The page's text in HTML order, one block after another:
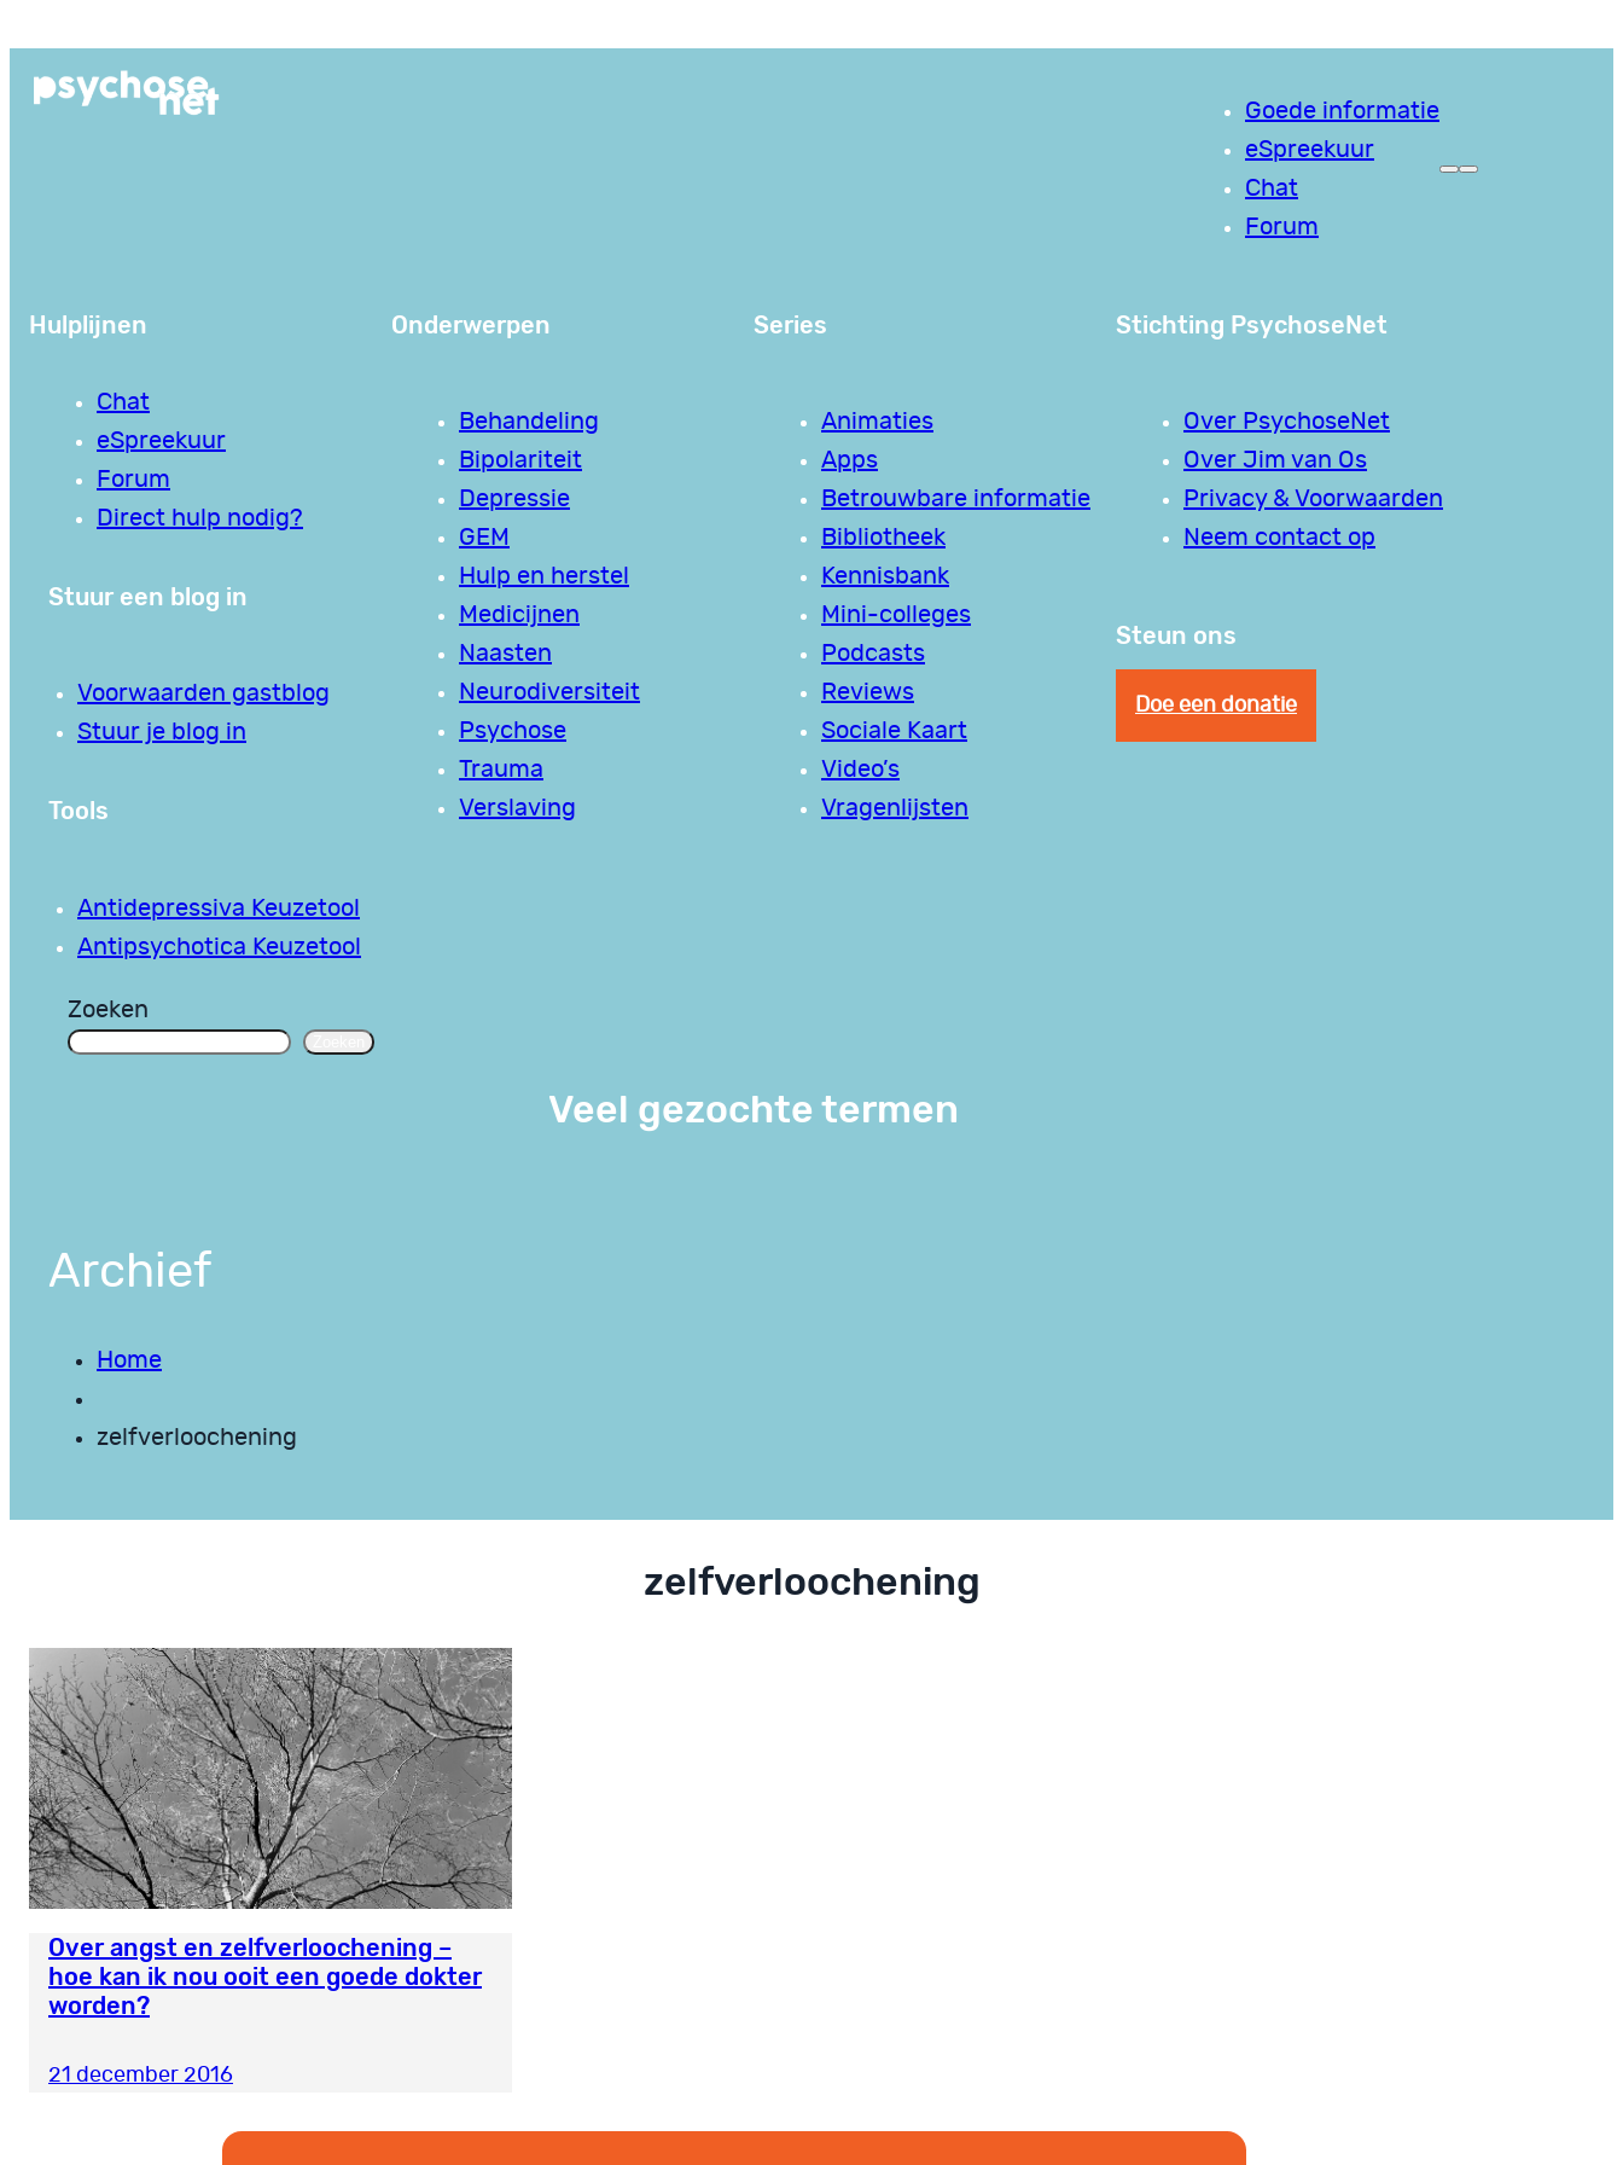
de
Goede informatie
eSpreekuur
Chat
Forum
Hulplijnen
Chat
eSpreekuur
Forum
Direct hulp nodig?
Stuur een blog in
Voorwaarden gastblog
Stuur je blog in
Tools
Antidepressiva Keuzetool
Antipsychotica Keuzetool
Onderwerpen
Behandeling
Bipolariteit
Depressie
GEM
Hulp en herstel
Medicijnen
Naasten
Neurodiversiteit
Psychose
Trauma
Verslaving
Series
Animaties
Apps
Betrouwbare informatie
Bibliotheek
Kennisbank
Mini-colleges
Podcasts
Reviews
Sociale Kaart
Video’s
Vragenlijsten
Stichting PsychoseNet
Over PsychoseNet
Over Jim van Os
Privacy & Voorwaarden
Neem contact op
Steun ons
Doe een donatie
Zoeken
Veel gezochte termen
Archief
Home
zelfverloochening
zelfverloochening
Over angst en zelfverloochening –
hoe kan ik nou ooit een goede dokter
worden?
21 december 2016